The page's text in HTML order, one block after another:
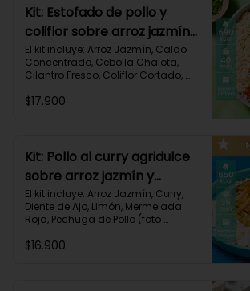
Grasas 14g | Proteínas 41g
Kit: Estofado de pollo y
coliflor sobre arroz jazmín-
106
El kit incluye: Arroz Jazmín, Caldo
Concentrado, Cebolla Chalota,
Cilantro Fresco, Coliflor Cortado,
Pollo (foto 160g/p), Pimentón Verde,
Carbohidratos 79g | Grasas 21g |
Proteínas 42g
$17.900
Kit: Pollo al curry agridulce
sobre arroz jazmín y
zucchini horneado-148
El kit incluye: Arroz Jazmín, Curry,
Diente de Ajo, Limón, Mermelada
Roja, Pechuga de Pollo (foto
Verde, Receta Impresa.
$16.900